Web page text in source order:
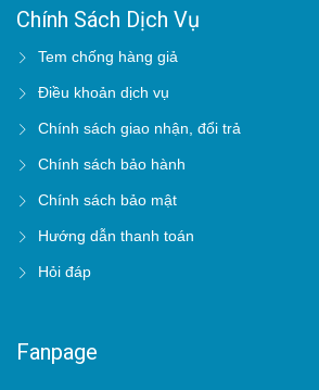
Chính Sách Dịch Vụ
Tem chống hàng giả
Điều khoản dịch vụ
Chính sách giao nhận, đổi trả
Chính sách bảo hành
Chính sách bảo mật
Hướng dẫn thanh toán
Hỏi đáp
Fanpage